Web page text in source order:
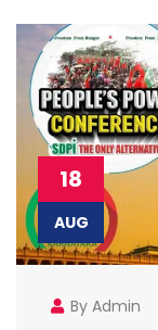
18
AUG
By Admin